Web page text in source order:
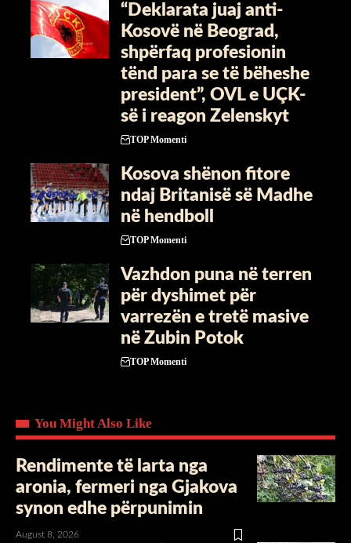
“Deklarata juaj anti-
Kosovë në Beograd,
shpërfaq profesionin
tënd para se të bëheshe
president”, OVL e UÇK-
së i reagon Zelenskyt
TOP Momenti
Kosova shënon fitore
ndaj Britanisë së Madhe
në hendboll
TOP Momenti
Vazhdon puna në terren
për dyshimet për
varrezën e tretë masive
në Zubin Potok
TOP Momenti
You Might Also Like
Rendimente të larta nga
aronia, fermeri nga Gjakova
synon edhe përpunimin
August 8, 2026